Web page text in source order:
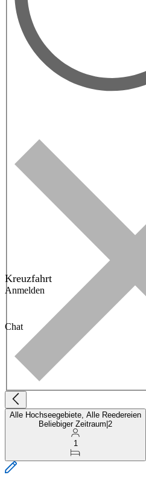
Kreuzfahrt
Anmelden
Chat
Alle Hochseegebiete, Alle Reedereien
Beliebiger Zeitraum 2
1